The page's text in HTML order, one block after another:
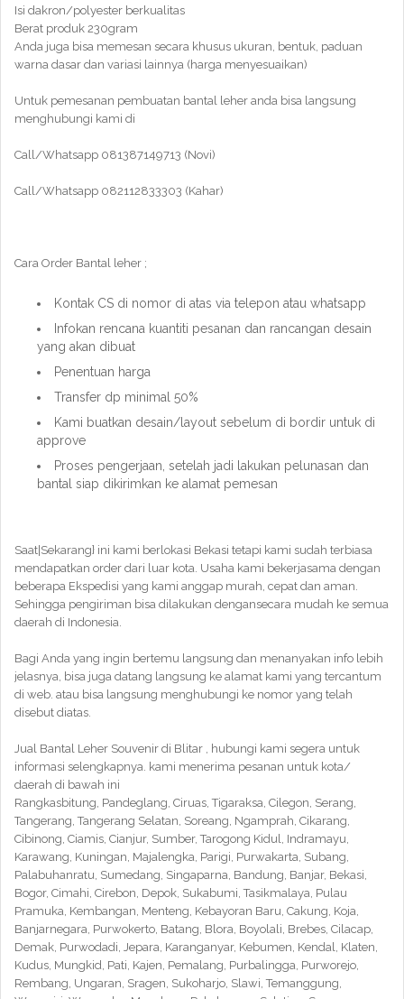
Isi dakron/polyester berkualitas
Berat produk 230gram
Anda juga bisa memesan secara khusus ukuran, bentuk, paduan
warna dasar dan variasi lainnya (harga menyesuaikan)
Untuk pemesanan pembuatan bantal leher anda bisa langsung
menghubungi kami di
Call/Whatsapp 081387149713 (Novi)
Call/Whatsapp 082112833303 (Kahar)
Cara Order Bantal leher ;
Kontak CS di nomor di atas via telepon atau whatsapp
Infokan rencana kuantiti pesanan dan rancangan desain
yang akan dibuat
Penentuan harga
Transfer dp minimal 50%
Kami buatkan desain/layout sebelum di bordir untuk di
approve
Proses pengerjaan, setelah jadi lakukan pelunasan dan
bantal siap dikirimkan ke alamat pemesan
Saat|Sekarang} ini kami berlokasi Bekasi tetapi kami sudah terbiasa
mendapatkan order dari luar kota. Usaha kami bekerjasama dengan
beberapa Ekspedisi yang kami anggap murah, cepat dan aman.
Sehingga pengiriman bisa dilakukan dengansecara mudah ke semua
daerah di Indonesia.
Bagi Anda yang ingin bertemu langsung dan menanyakan info lebih
jelasnya, bisa juga datang langsung ke alamat kami yang tercantum
di web. atau bisa langsung menghubungi ke nomor yang telah
disebut diatas.
Jual Bantal Leher Souvenir di Blitar , hubungi kami segera untuk
informasi selengkapnya. kami menerima pesanan untuk kota/
daerah di bawah ini
Rangkasbitung, Pandeglang, Ciruas, Tigaraksa, Cilegon, Serang,
Tangerang, Tangerang Selatan, Soreang, Ngamprah, Cikarang,
Cibinong, Ciamis, Cianjur, Sumber, Tarogong Kidul, Indramayu,
Karawang, Kuningan, Majalengka, Parigi, Purwakarta, Subang,
Palabuhanratu, Sumedang, Singaparna, Bandung, Banjar, Bekasi,
Bogor, Cimahi, Cirebon, Depok, Sukabumi, Tasikmalaya, Pulau
Pramuka, Kembangan, Menteng, Kebayoran Baru, Cakung, Koja,
Banjarnegara, Purwokerto, Batang, Blora, Boyolali, Brebes, Cilacap,
Demak, Purwodadi, Jepara, Karanganyar, Kebumen, Kendal, Klaten,
Kudus, Mungkid, Pati, Kajen, Pemalang, Purbalingga, Purworejo,
Rembang, Ungaran, Sragen, Sukoharjo, Slawi, Temanggung,